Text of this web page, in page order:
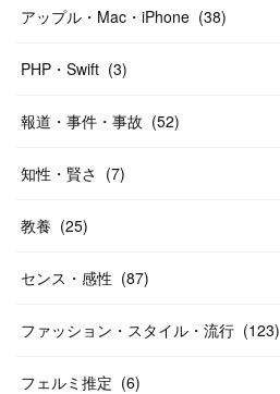
アップル・Mac・iPhone (38)
PHP・Swift (3)
報道・事件・事故 (52)
知性・賢さ (7)
教養 (25)
センス・感性 (87)
ファッション・スタイル・流行 (123)
フェルミ推定 (6)